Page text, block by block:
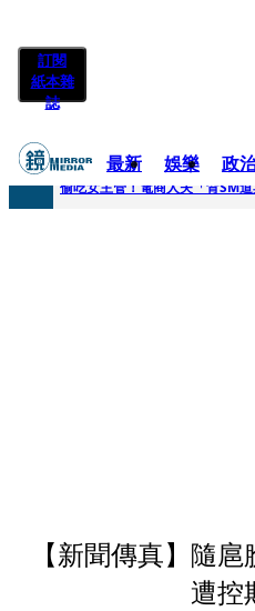
訂閱
紙本雜
誌
最新 娛樂 政
快訊
【新聞傳真】隨
遭控